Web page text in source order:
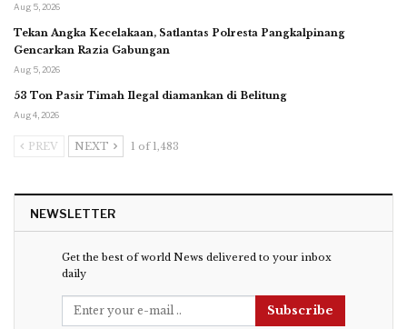
Aug 5, 2026
Tekan Angka Kecelakaan, Satlantas Polresta Pangkalpinang
Gencarkan Razia Gabungan
Aug 5, 2026
53 Ton Pasir Timah Ilegal diamankan di Belitung
Aug 4, 2026
PREV NEXT 1 of 1,483
NEWSLETTER
Get the best of world News delivered to your inbox
daily
Subscribe